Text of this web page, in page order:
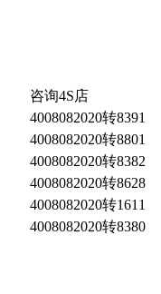
咨询4S店
4008082020转8391
4008082020转8801
4008082020转8382
4008082020转8628
4008082020转1611
4008082020转8380